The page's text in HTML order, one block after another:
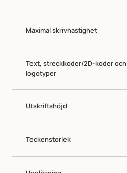
Maximal skrivhastighet
Text, streckkoder/2D-koder och
logotyper
Utskriftshöjd
Teckenstorlek